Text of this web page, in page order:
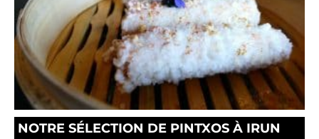
NOTRE SÉLECTION DE PINTXOS À IRUN